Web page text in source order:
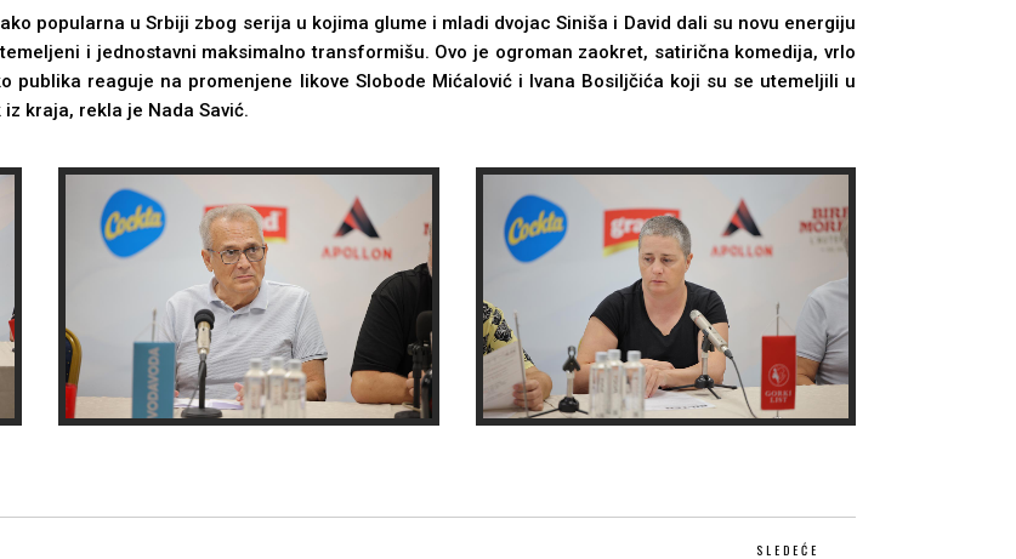
popularna u Srbiji zbog serija u kojima glume i mladi dvojac Siniša i David dali su novu energiju
i jednostavni maksimalno transformišu. Ovo je ogroman zaokret, satirična komedija, vrlo
publika reaguje na promenjene likove Slobode Mićalović i Ivana Bosilјčića koji su se utemelјili u
kraja, rekla je Nada Savić.
SLEDEĆE